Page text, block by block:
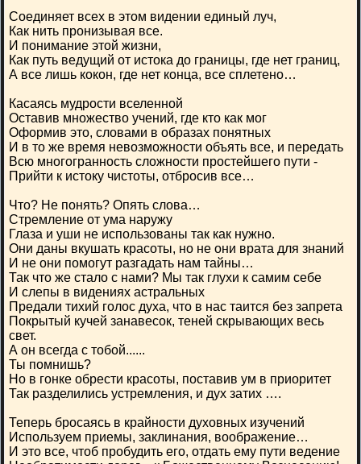
Соединяет всех в этом видении единый луч,
Как нить пронизывая все.
И понимание этой жизни,
Как путь ведущий от истока до границы, где нет границ,
А все лишь кокон, где нет конца, все сплетено…
Касаясь мудрости вселенной
Оставив множество учений, где кто как мог
Оформив это, словами в образах понятных
И в то же время невозможности объять все, и передать
Всю многогранность сложности простейшего пути -
Прийти к истоку чистоты, отбросив все…
Что? Не понять? Опять слова…
Стремление от ума наружу
Глаза и уши не использованы так как нужно.
Они даны вкушать красоты, но не они врата для знаний
И не они помогут разгадать нам тайны…
Так что же стало с нами? Мы так глухи к самим себе
И слепы в видениях астральных
Предали тихий голос духа, что в нас таится без запрета
Покрытый кучей занавесок, теней скрывающих весь
свет.
А он всегда с тобой......
Ты помнишь?
Но в гонке обрести красоты, поставив ум в приоритет
Так разделились устремления, и дух затих ….
Теперь бросаясь в крайности духовных изучений
Используем приемы, заклинания, воображение…
И это все, чтоб пробудить его, отдать ему пути ведение